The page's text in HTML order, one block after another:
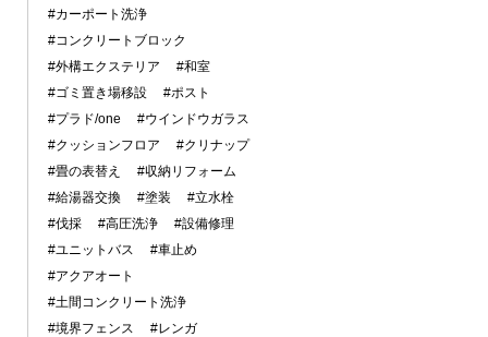
#カーポート洗浄
#コンクリートブロック
#外構エクステリア
#和室
#ゴミ置き場移設
#ポスト
#プラド/one
#ウインドウガラス
#クッションフロア
#クリナップ
#畳の表替え
#収納リフォーム
#給湯器交換
#塗装
#立水栓
#伐採
#高圧洗浄
#設備修理
#ユニットバス
#車止め
#アクアオート
#土間コンクリート洗浄
#境界フェンス
#レンガ